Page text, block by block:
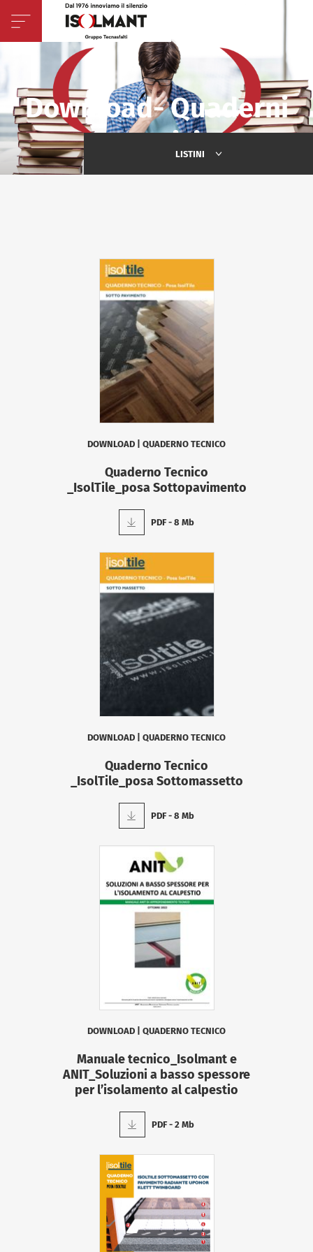
Download- Quaderni
Tecnici
LISTINI
DOWNLOAD QUADERNO TECNICO
Quaderno Tecnico
_IsolTile_posa Sottopavimento
PDF - 8 Mb
DOWNLOAD QUADERNO TECNICO
Quaderno Tecnico
_IsolTile_posa Sottomassetto
PDF - 8 Mb
DOWNLOAD QUADERNO TECNICO
Manuale tecnico_Isolmant e
ANIT_Soluzioni a basso spessore
per l’isolamento al calpestio
PDF - 2 Mb